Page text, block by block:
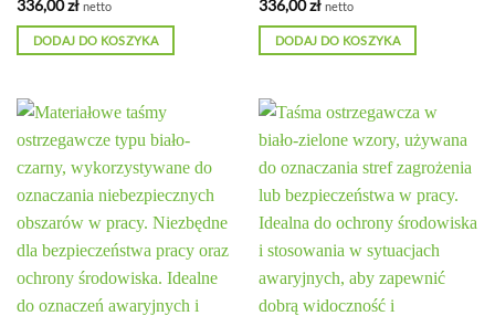
336,00zł netto
DODAJ DO KOSZYKA
336,00zł netto
DODAJ DO KOSZYKA